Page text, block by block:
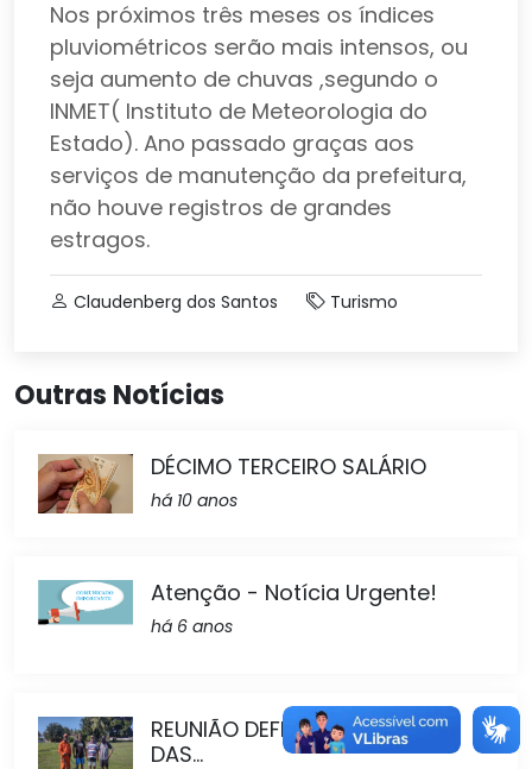
Nos próximos três meses os índices
pluviométricos serão mais intensos, ou
seja aumento de chuvas ,segundo o
INMET( Instituto de Meteorologia do
Estado). Ano passado graças aos
serviços de manutenção da prefeitura,
não houve registros de grandes
estragos.
Claudenberg dos Santos Turismo
Outras Notícias
DÉCIMO TERCEIRO SALÁRIO
há 10 anos
Atenção - Notícia Urgente!
há 6 anos
REUNIÃO DEFINE A ABERTURA
DAS...